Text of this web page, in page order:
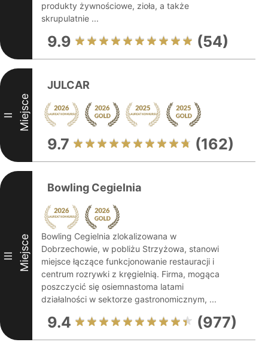
produkty żywnościowe, zioła, a także
skrupulatnie ...
9.9 (54)
II Miejsce
JULCAR
9.7 (162)
III Miejsce
Bowling Cegielnia
Bowling Cegielnia zlokalizowana w
Dobrzechowie, w pobliżu Strzyżowa, stanowi
miejsce łączące funkcjonowanie restauracji i
centrum rozrywki z kręgielnią. Firma, mogąca
poszczycić się osiemnastoma latami
działalności w sektorze gastronomicznym, ...
9.4 (977)